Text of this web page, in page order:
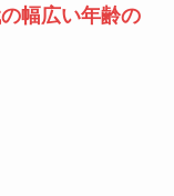
幅広い年齢の